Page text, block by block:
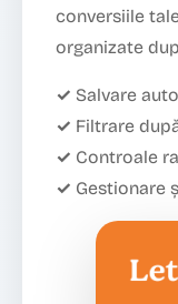
conversiile
organizate
✓ Salvare
✓ Filtrare după
✓ Controale
✓ Gestionare